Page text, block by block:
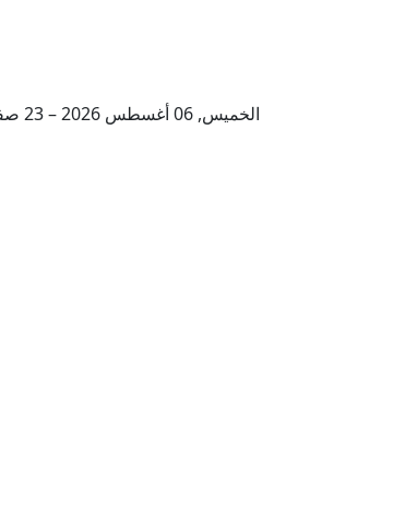
الخميس, 06 أغسطس 2026 – 23 صفر 1448 هـ